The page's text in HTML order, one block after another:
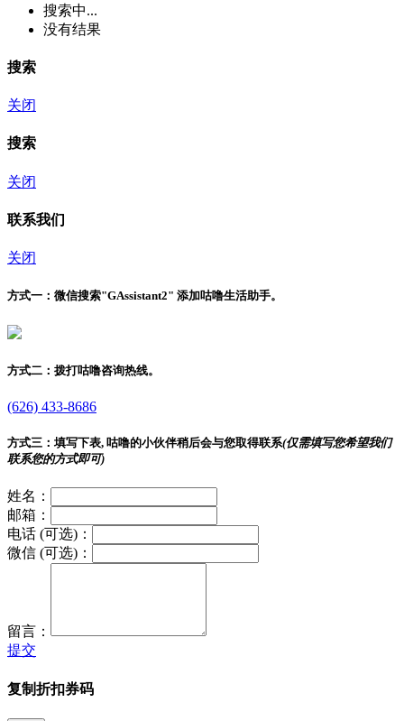
搜索中...
没有结果
搜索
关闭
搜索
关闭
联系我们
关闭
方式一： 微信搜索"GAssistant2" 添加咕噜生活助手。
方式二： 拨打咕噜咨询热线。
(626) 433-8686
方式三： 填写下表, 咕噜的小伙伴稍后会与您取得联系(仅需填写您希望我们
联系您的方式即可)
姓名：
邮箱：
电话 (可选)：
微信 (可选)：
留言：
提交
复制折扣券码